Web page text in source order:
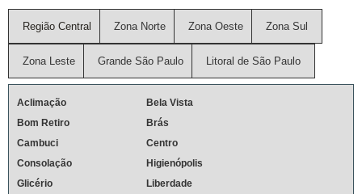
Região Central Zona Norte Zona Oeste Zona Sul
Zona Leste Grande São Paulo Litoral de São Paulo
Aclimação
Bela Vista
Bom Retiro
Brás
Cambuci
Centro
Consolação
Higienópolis
Glicério
Liberdade